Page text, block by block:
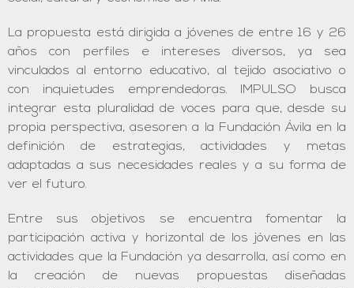
La propuesta está dirigida a jóvenes de entre 16 y 26
años con perfiles e intereses diversos, ya sea
vinculados al entorno educativo, al tejido asociativo o
con inquietudes emprendedoras. IMPULSO busca
integrar esta pluralidad de voces para que, desde su
propia perspectiva, asesoren a la Fundación Ávila en la
definición de estrategias, actividades y metas
adaptadas a sus necesidades reales y a su forma de
ver el futuro.
Entre sus objetivos se encuentra fomentar la
participación activa y horizontal de los jóvenes en las
actividades que la Fundación ya desarrolla, así como en
la creación de nuevas propuestas diseñadas